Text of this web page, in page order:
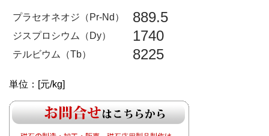
プラセオネオジ（Pr-Nd） 889.5
ジスプロシウム（Dy） 1740
テルビウム（Tb） 8225
単位：[元/kg]